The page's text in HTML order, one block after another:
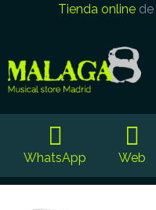
Tienda onlinede
WhatsApp Web